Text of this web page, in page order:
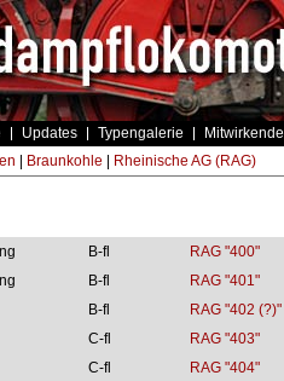
Updates Typengalerie Mitwirkende
Braunkohle Rheinische AG (RAG)
B-fl
RAG "400"
B-fl
RAG "401"
B-fl
RAG "402 (?)"
C-fl
RAG "403"
C-fl
RAG "404"